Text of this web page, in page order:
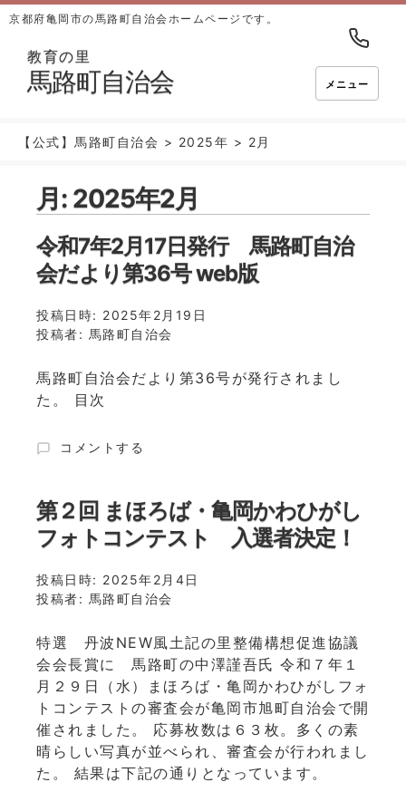
京都府亀岡市の馬路町自治会ホームページです。
教育の里
馬路町自治会 メニュー
【公式】馬路町自治会 > 2025年 > 2月
月: 2025年2月
令和7年2月17日発行 馬路町自治
会だより第36号 web版
投稿日時: 2025年2月19日
投稿者: 馬路町自治会
馬路町自治会だより第36号が発行されまし
た。 目次
令
年
2
月
日
発
馬
路
町
自
治
会
だ
コメントする
第２回 まほろば・亀岡かわひがし
フォトコンテスト 入選者決定！
投稿日時: 2025年2月4日
投稿者: 馬路町自治会
特選 丹波NEW風土記の里整備構想促進協議
会会長賞に 馬路町の中澤謹吾氏 令和７年１
月２９日（水）まほろば・亀岡かわひがしフォ
トコンテストの審査会が亀岡市旭町自治会で開
催されました。 応募枚数は６３枚。多くの素
晴らしい写真が並べられ、審査会が行われまし
た。 結果は下記の通りとなっています。